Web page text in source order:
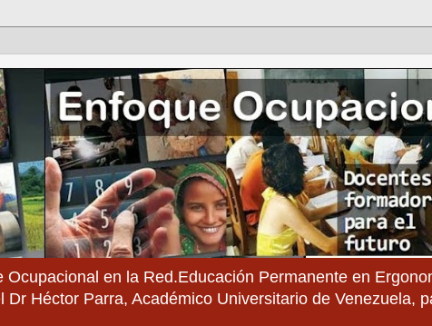
Ocupacional en la Red.Educación Permanente en
Dr Héctor Parra, Académico Universitario de Venezuela,